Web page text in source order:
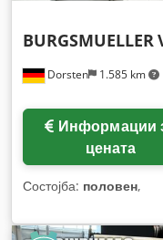
Dorsten 1.585 km
BURGSMUELLER
цената
Состојба: половен,